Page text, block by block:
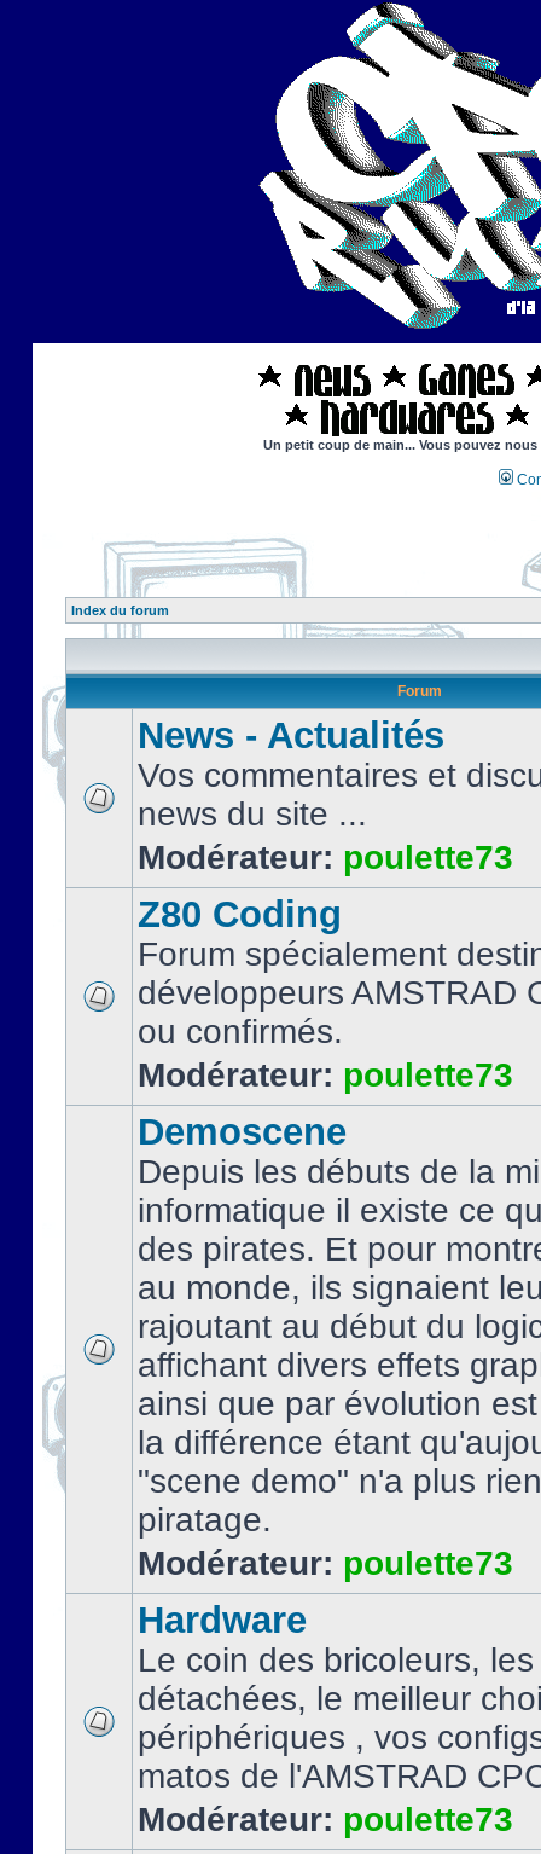
Un petit coup de main... Vous pouvez
Index du forum
Forum
News - Actualités
Vos commentaires et
news du site ...
Modérateur: poulette73
Z80 Coding
Forum spécialement
développeurs AMSTRAD
ou confirmés.
Modérateur: poulette73
Demoscene
Depuis les débuts de la
informatique il existe ce
des pirates. Et pour
au monde, ils signaient
rajoutant au début du
affichant divers effets
ainsi que par évolution
la différence étant
"scene demo" n'a plus
piratage.
Modérateur: poulette73
Hardware
Le coin des bricoleurs,
détachées, le meilleur
périphériques , vos
matos de l'AMSTRAD
Modérateur: poulette73